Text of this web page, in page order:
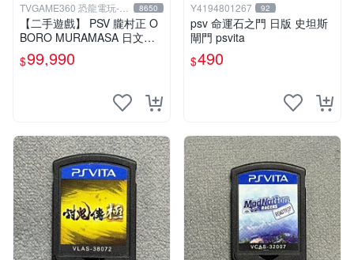
TVGAME360 恐龍電玩-台
中店
8650
【二手遊戲】 PSV 朧村正 O
BORO MURAMASA 日文版
【台中恐龍電玩】
$99,990
Y4194801267 92
psv 命運石之門 日版 史坦斯
閘門 psvita
$490